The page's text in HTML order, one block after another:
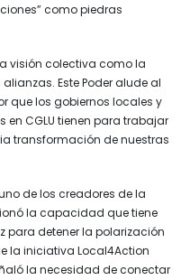
como piedras
visión colectiva como la
Este Poder alude al
que los gobiernos locales y
en CGLU tienen para trabajar
transformación de nuestras
de los creadores de la
la capacidad que tiene
para detener la polarización
la iniciativa Local4Action
la necesidad de conectar